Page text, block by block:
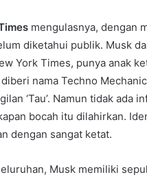
mengulasnya, dengan
diketahui publik. Musk
York Times, punya anak
nama Techno
‘Tau’. Namun tidak ada
kapan bocah itu dilahirkan.
dengan sangat ketat.
Musk memiliki